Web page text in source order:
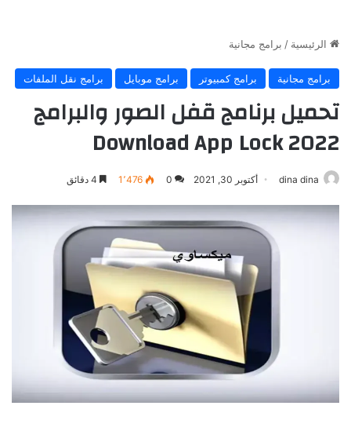
الرئيسية / برامج مجانية
برامج مجانية برامج كمبيوتر برامج موبايل برامج نقل الملفات
تحميل برنامج قفل الصور والبرامج
2022 Download App Lock
dina dina أكتوبر 30, 2021 0 1٬476